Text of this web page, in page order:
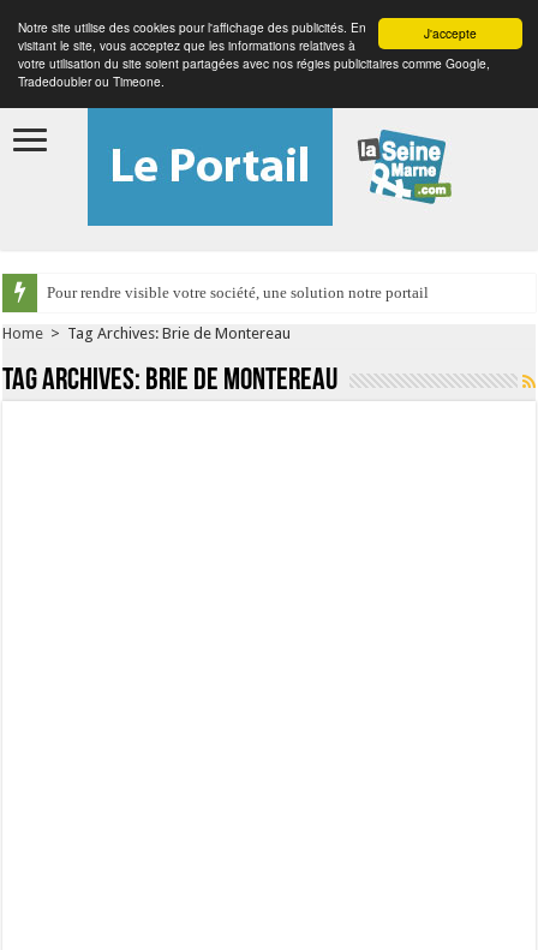
J'accepte
Notre site utilise des cookies pour l'affichage des publicités. En
visitant le site, vous acceptez que les informations relatives à
votre utilisation du site soient partagées avec nos régies publicitaires comme Google,
Tradedoubler ou Timeone.
Pour rendre visible votre société, une solution notre portail
Home > Tag Archives: Brie de Montereau
Tag Archives: Brie de Montereau